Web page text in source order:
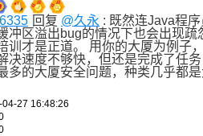
回复 @久永 : 既然连Java程
冲区溢出bug的情况下也会出现
训才是正道。 用你的大厦为例子
决速度不够快，但还是完成了任
多的大厦安全问题，种类几乎都
27 16:48:26